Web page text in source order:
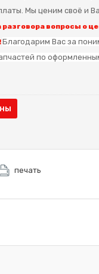
Мы ценим своё и
вопросы о
Благодарим Вас за
по
печать